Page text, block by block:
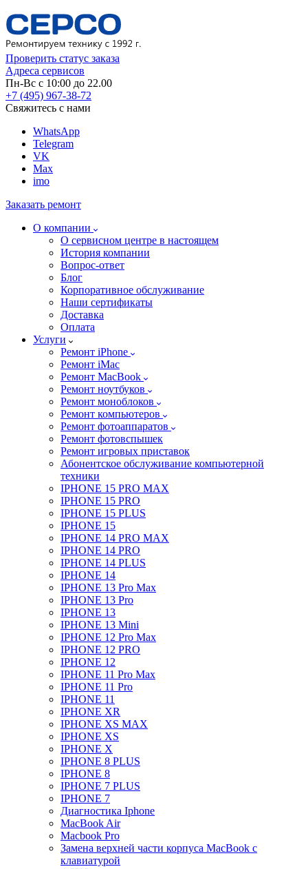
Проверить статус заказа
Адреса сервисов
Пн-Вс с 10:00 до 22.00
+7 (495) 967-38-72
Свяжитесь с нами
WhatsApp
Telegram
VK
Max
imo
Заказать ремонт
О компании
О сервисном центре в настоящем
История компании
Вопрос-ответ
Блог
Корпоративное обслуживание
Наши сертификаты
Доставка
Оплата
Услуги
Ремонт iPhone
Ремонт iMac
Ремонт MacBook
Ремонт ноутбуков
Ремонт моноблоков
Ремонт компьютеров
Ремонт фотоаппаратов
Ремонт фотовспышек
Ремонт игровых приставок
Абонентское обслуживание компьютерной
техники
IPHONE 15 PRO MAX
IPHONE 15 PRO
IPHONE 15 PLUS
IPHONE 15
IPHONE 14 PRO MAX
IPHONE 14 PRO
IPHONE 14 PLUS
IPHONE 14
IPHONE 13 Pro Max
IPHONE 13 Pro
IPHONE 13
IPHONE 13 Mini
IPHONE 12 Pro Max
IPHONE 12 PRO
IPHONE 12
IPHONE 11 Pro Max
IPHONE 11 Pro
IPHONE 11
IPHONE XR
IPHONE XS MAX
IPHONE XS
IPHONE X
IPHONE 8 PLUS
IPHONE 8
IPHONE 7 PLUS
IPHONE 7
Диагностика Iphone
MacBook Air
Macbook Pro
Замена верхней части корпуса MacBook с
клавиатурой